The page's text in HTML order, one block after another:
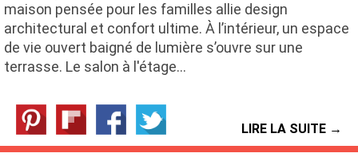
maison pensée pour les familles allie design
architectural et confort ultime. À l’intérieur, un espace
de vie ouvert baigné de lumière s’ouvre sur une
terrasse. Le salon à l'étage…
LIRE LA SUITE →